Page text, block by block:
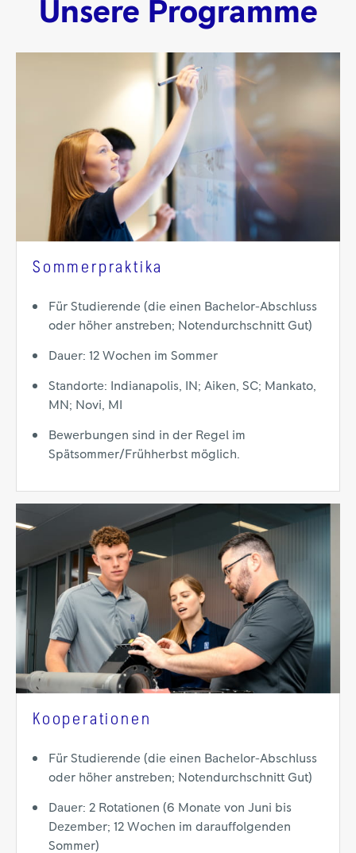
Unsere Programme
Sommerpraktika
Für Studierende (die einen Bachelor-Abschluss
oder höher anstreben; Notendurchschnitt Gut)
Dauer: 12 Wochen im Sommer
Standorte: Indianapolis, IN; Aiken, SC; Mankato,
MN; Novi, MI
Bewerbungen sind in der Regel im
Spätsommer/Frühherbst möglich.
Kooperationen
Für Studierende (die einen Bachelor-Abschluss
oder höher anstreben; Notendurchschnitt Gut)
Dauer: 2 Rotationen (6 Monate von Juni bis
Dezember; 12 Wochen im darauffolgenden
Sommer)